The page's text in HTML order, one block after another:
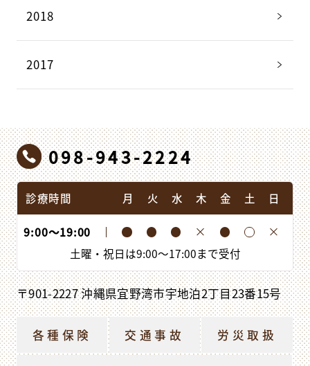
2018
2017
098-943-2224
診療時間 月 火 水 木 金 土 日
9:00〜19:00
土曜・祝日は9:00〜17:00まで受付
〒901-2227 沖縄県宜野湾市宇地泊2丁目23番15号
各種保険 交通事故 労災取扱